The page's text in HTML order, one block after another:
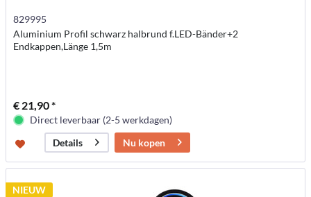
829995
Aluminium Profil schwarz halbrund f.LED-Bänder+2
Endkappen,Länge 1,5m
€ 21,90 *
Direct leverbaar (2-5 werkdagen)
Details
Nu kopen
NIEUW